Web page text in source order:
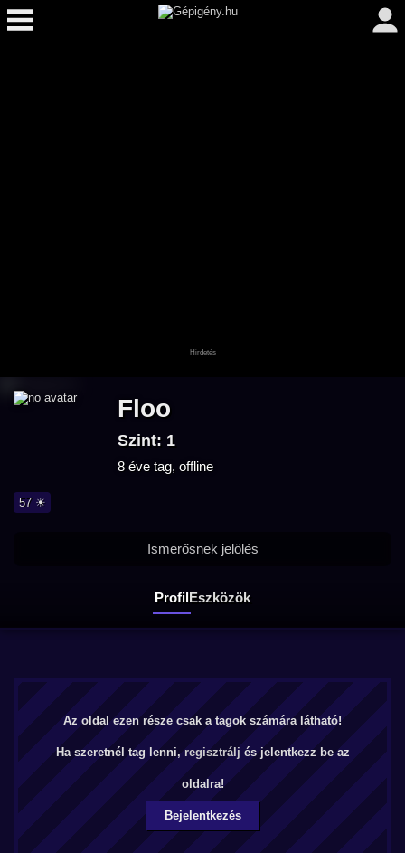
Floo
Szint: 1
8 éve tag, offline
57 ☀
ProfilEszközök
Ismerősnek jelölés
Az oldal ezen része csak a tagok számára látható!
Ha szeretnél tag lenni, regisztrálj és jelentkezz be az
oldalra!
Bejelentkezés